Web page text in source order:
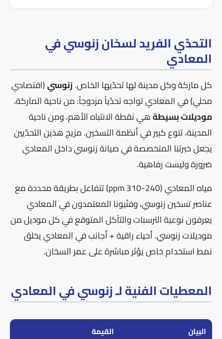
التحدّي الفريد لسخان زنوسي في
المعادي
كل ماركة وكل مدينة لها تحدّيها الخاص.زنوسي(اقتصادي
محلي) في المعادي تواجه تحدّياً مزدوجاً: من ناحية الماركة،
موديلات بسيطةهي نقطة الانتباه الأهم، ومن ناحية
المدينة، تنوع كبير في أنظمة التسخين. مزيج هذين التحدّيين
يجعل خبرتنا المتخصصة في صيانة زنوسي داخل المعادي
ضرورة وليست رفاهية.
مياه المعادي (240-310 ppm) تتفاعل بطريقة محددة مع
عناصر تسخين زنوسي، وفنّيونا المعتمدون في المعادي
يعرفون نوعية الترسبات والتآكل المتوقع في كل موديل من
موديلات زنوسي. أحياء راقية + أجانب في المعادي يخلق
نمط استخدام خاص يؤثر مباشرة على عمر السخان.
المعطيات الفنية لـ زنوسي في المعادي
البيان
القيمة